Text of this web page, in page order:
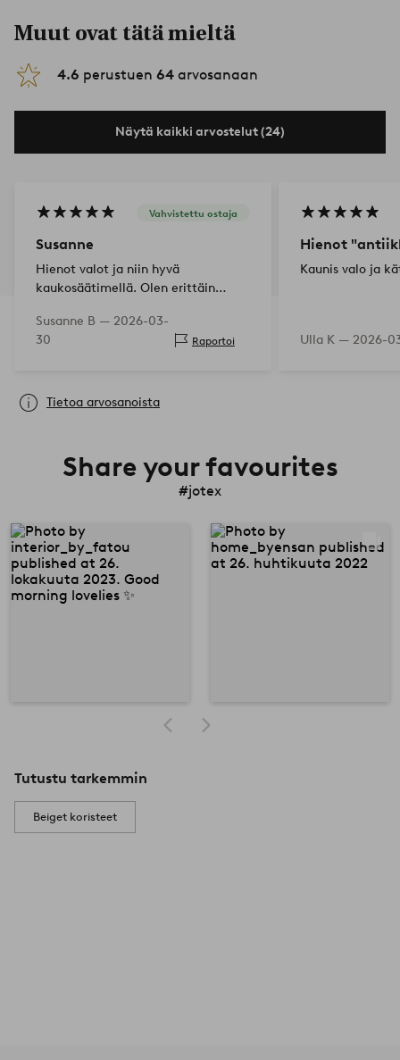
Muut ovat tätä mieltä
4.6 perustuen 64 arvosanaan
Näytä kaikki arvostelut (24)
Vahvistettu ostaja
Susanne
Hienot valot ja niin hyvä
kaukosäätimellä. Olen erittäin
Susanne B — 2026-03-
30
Raportoi
Hienot
Kaunis valo ja
Ulla K — 2026-
Tietoa arvosanoista
Share your favourites
#jotex
Tutustu tarkemmin
Beiget koristeet